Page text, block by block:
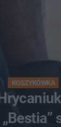
KOSZYKÓWKA